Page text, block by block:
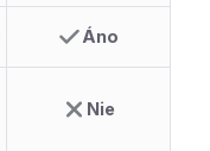
Áno
Nie